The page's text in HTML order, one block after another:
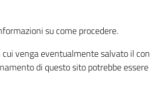
su come procedere.
venga eventualmente salvato il
di questo sito potrebbe essere